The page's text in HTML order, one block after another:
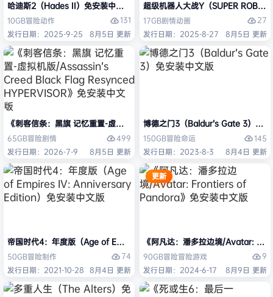
哈迪斯2（Hades II）免安装中文版
10GB冒险动作
131
发行日期：2025-9-25
8月5日 更新
超级机器人大战Y（SUPER
17GB剧情动画
27
发行日期：2025-8-27
8月5日 更新
《刺客信条：黑旗 记忆重置-虚拟机版/Assassin’s Creed Black Flag
65GB冒险剧情
499
发行日期：2026-7-9
8月5日 更新
博德之门3（Baldur’s Gate 3）免安
150GB冒险命运
145
发行日期：2023-8-3
8月4日 更新
帝国时代4：年度版（Age of Empires IV: Anniversary Edition）免安装
50GB冒险制作
74
发行日期：2021-10-28 8月4日 更新
更新
《阿凡达：潘多拉边境/Avatar:
90GB冒险冒险游戏
9
发行日期：2024-6-17
8月9日 更新